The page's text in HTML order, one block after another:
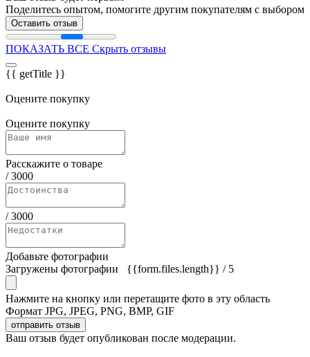
Поделитесь опытом, помогите другим покупателям с выбором
Оставить отзыв
ПОКАЗАТЬ ВСЕ Скрыть отзывы
{{ getTitle }}
Оцените покупку
Оцените покупку
Расскажите о товаре
/3000
/3000
Добавьте фотографии
Загружены фотографии
{{form.files.length}} / 5
Нажмите на кнопку или перетащите фото в эту область
Формат JPG, JPEG, PNG, BMP, GIF
отправить отзыв
Ваш отзыв будет опубликован после модерации.